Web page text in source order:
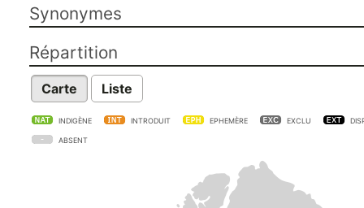
Synonymes
Répartition
Carte Liste
INDIGÈNE INTRODUIT EPHEMÈRE EXCLU
ABSENT